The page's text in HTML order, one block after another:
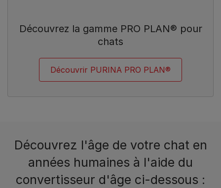
Découvrez la gamme PRO PLAN® pour
chats
Découvrir PURINA PRO PLAN®
Découvrez l'âge de votre chat en
années humaines à l'aide du
convertisseur d'âge ci-dessous :